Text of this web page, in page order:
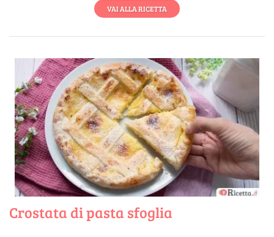
VAI ALLA RICETTA
Crostata di pasta sfoglia